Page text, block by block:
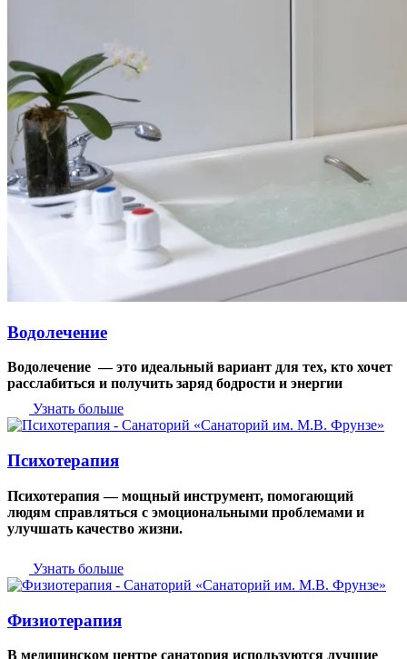
Водолечение
Водолечение — это идеальный вариант для тех, кто хочет
расслабиться и получить заряд бодрости и энергии
Узнать больше
Психотерапия
Психотерапия — мощный инструмент, помогающий
людям справляться с эмоциональными проблемами и
улучшать качество жизни.
Узнать больше
Физиотерапия
В медицинском центре санатория используются лучшие